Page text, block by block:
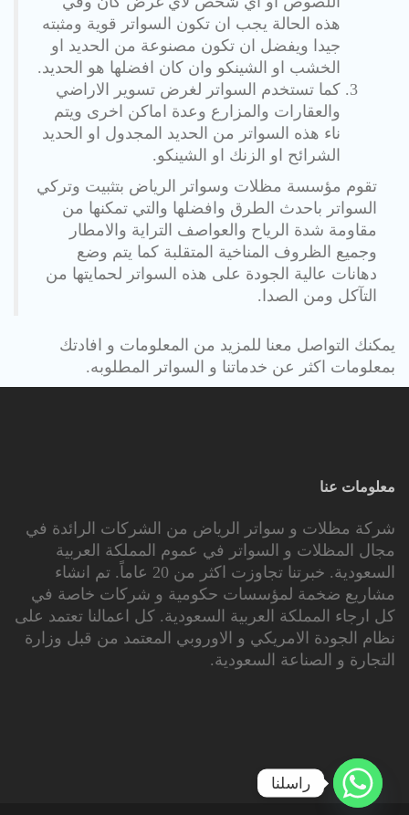
هذه الحالة يجب ان تكون السواتر قوية ومثبته
جيدا ويفضل ان تكون مصنوعة من الحديد او
الخشب او الشينكو وان كان افضلها هو الحديد.
كما تستخدم السواتر لغرض تسوير الاراضي
والعقارات والمزارع وعدة اماكن اخرى ويتم
ناء هذه السواتر من الحديد المجدول او الحديد
الشرائح او الزنك او الشينكو.
تقوم مؤسسة مظلات وسواتر الرياض بتثبيت وتركي
السواتر باحدث الطرق وافضلها والتي تمكنها من
مقاومة شدة الرياح والعواصف التراية والامطار
وجميع الظروف المناخية المتقلبة كما يتم وضع
دهانات عالية الجودة على هذه السواتر لحمايتها من
التآكل ومن الصدا.
يمكنك التواصل معنا للمزيد من المعلومات و افادتك
بمعلومات اكثر عن خدماتنا و السواتر المطلوبه.
معلومات عنا
شركة مظلات و سواتر الرياض من الشركات الرائدة في
مجال المظلات و السواتر في عموم المملكة العربية
السعودية. خبرتنا تجاوزت اكثر من 20 عاماً. تم انشاء
مشاريع ضخمة لمؤسسات حكومية و شركات خاصة في
كل ارجاء المملكة العربية السعودية. كل اعمالنا تعتمد على
نظام الجودة الامريكي و الاوروبي المعتمد من قبل وزارة
التجارة و الصناعة السعودية.
راسلنا